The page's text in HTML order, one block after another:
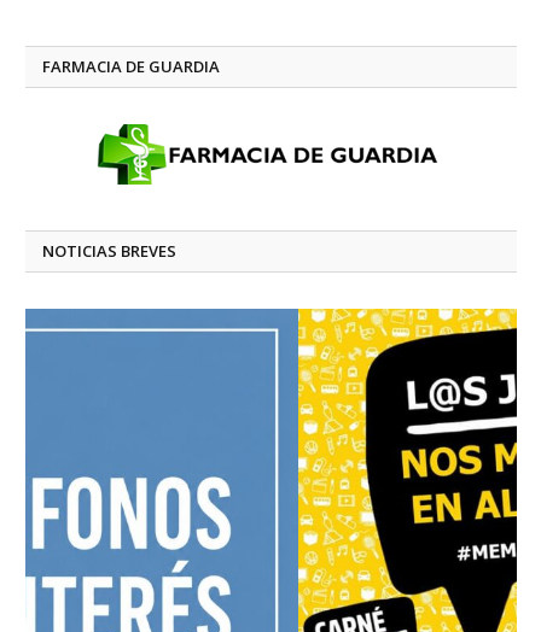
FARMACIA DE GUARDIA
NOTICIAS BREVES